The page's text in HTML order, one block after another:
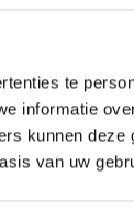
te
informatie
kunnen
van uw
€500,-